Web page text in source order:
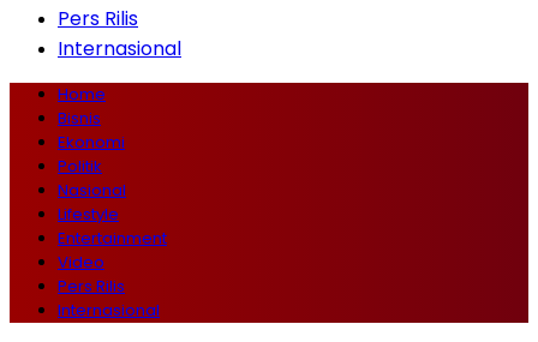
Pers Rilis
Internasional
Home
Bisnis
Ekonomi
Politik
Nasional
Lifestyle
Entertainment
Video
Pers Rilis
Internasional